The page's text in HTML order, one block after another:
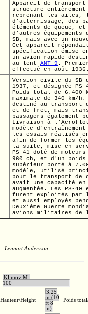
Appareil de
structure
reprenant les ailes,
d'atterrissage, des
éléments de queue, et
d'autres équipements
SB, mais avec un
Cet appareil
spécification émise
un avion rapide
au lent ANT-9 .
effectué en août
Version civile du SB
1937, et désignée PS-
Poids total de 6.400
maximale de 340 km/h.
destiné au transport
et de fret, mais
passagers également
Livraison à
modèle d'entraînement
les essais réalisés
afin de former les
la suite, mise en
PS-41 doté de
960 ch,
et d'un
supérieur porté à
modèle, utilisé
pour le transport de
avait une capacité en
augmentée. Les PS-40
furent exploités par
et aussi employés
Deuxième Guerre
avions militaires de
- Lennart Andersson
Klimov M-
100
Hauteur/Height
3,25
m (10
ft 8
in)
Poids